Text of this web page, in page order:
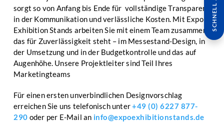
sorgt so von Anfang bis Ende für vollständige Transparenz
in der Kommunikation und verlässliche Kosten. Mit Expo
Exhibition Stands arbeiten Sie mit einem Team zusammen,
das für Zuverlässigkeit steht – im Messestand-Design, in
der Umsetzung und in der Budgetkontrolle und das auf
Augenhöhe. Unsere Projektleiter sind Teil Ihres
Marketingteams
Für einen ersten unverbindlichen Designvorschlag
erreichen Sie uns telefonisch unter+49 (0) 6227 877-
290 oder per E-Mail an info@expoexhibitionstands.de